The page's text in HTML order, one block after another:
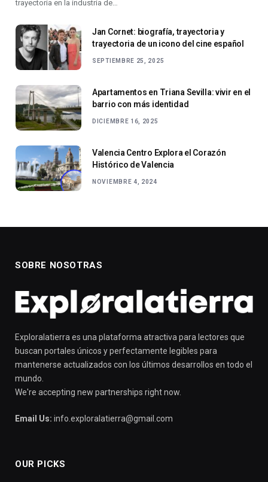
trayectoria en la industria de…
Jan Cornet: biografía, trayectoria y
trayectoria de un icono del cine español
SEPTIEMBRE 25, 2025
Apartamentos en Triana Sevilla: vivir en el
barrio con más identidad
DICIEMBRE 16, 2025
Valencia Centro Explora el Corazón
Histórico de Valencia
NOVIEMBRE 4, 2024
SOBRE NOSOTRAS
Exploralatierra es una plataforma atractiva para lectores que
buscan portales únicos y perfectamente legibles para
mantenerse actualizados con los últimos desarrollos en todo el
mundo.
We're accepting new partnerships right now.
Email Us: info.exploralatierra@gmail.com
OUR PICKS